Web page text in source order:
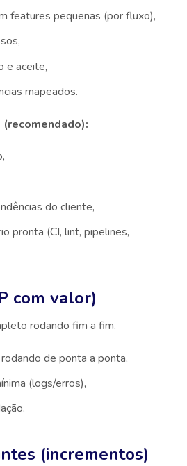
features pequenas (por fluxo),
e aceite,
mapeados.
do cliente,
pronta (CI, lint, pipelines,
com valor)
rodando fim a fim.
de ponta a ponta,
(logs/erros),
(incrementos)